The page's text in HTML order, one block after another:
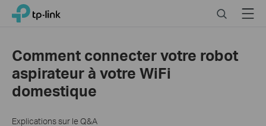
Click
navigation
TP-Link, Reliably Smart SearchMenu
Comment connecter votre robot
aspirateur à votre WiFi
domestique
Explications sur le Q&A